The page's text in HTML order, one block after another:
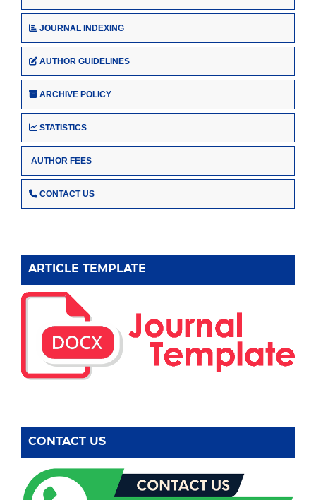
JOURNAL INDEXING
AUTHOR GUIDELINES
ARCHIVE POLICY
STATISTICS
AUTHOR FEES
CONTACT US
ARTICLE TEMPLATE
CONTACT US